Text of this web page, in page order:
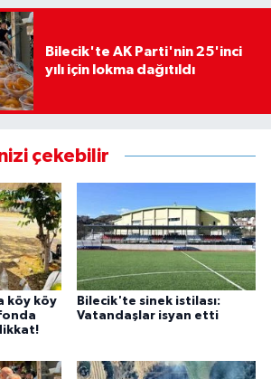
Bilecik'te AK Parti'nin 25'inci
yılı için lokma dağıtıldı
çekebilir
köy köy
Bilecik'te sinek istilası:
Vatandaşlar isyan etti